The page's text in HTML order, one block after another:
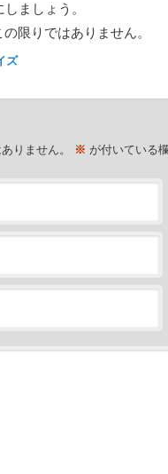
ましょう。
限りではありません。
ズ
りません。 ※ が付いている